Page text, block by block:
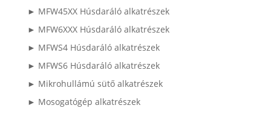
► MFW45XX Húsdaráló alkatrészek
► MFW6XXX Húsdaráló alkatrészek
► MFWS4 Húsdaráló alkatrészek
► MFWS6 Húsdaráló alkatrészek
► Mikrohullámú sütő alkatrészek
► Mosogatógép alkatrészek